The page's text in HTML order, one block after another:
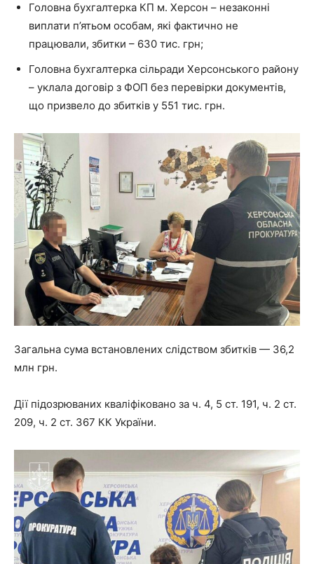
Головна бухгалтерка КП м. Херсон – незаконні
виплати п’ятьом особам, які фактично не
працювали, збитки – 630 тис. грн;
Головна бухгалтерка сільради Херсонського району
– уклала договір з ФОП без перевірки документів,
що призвело до збитків у 551 тис. грн.
Загальна сума встановлених слідством збитків — 36,2
млн грн.
Дії підозрюваних кваліфіковано за ч. 4, 5 ст. 191, ч. 2 ст.
209, ч. 2 ст. 367 КК України.